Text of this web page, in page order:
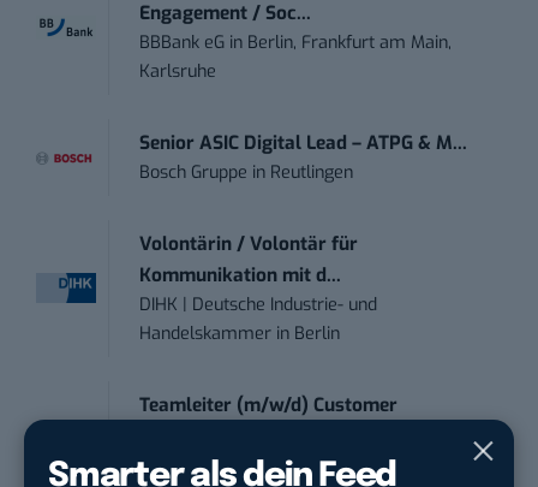
Smarter als dein Feed
Engagement / Soc...
BBBank eG in Berlin, Frankfurt am Main,
Karlsruhe
Senior ASIC Digital Lead – ATPG & M...
Bosch Gruppe in Reutlingen
Volontärin / Volontär für
Kommunikation mit d...
DIHK | Deutsche Industrie- und
Handelskammer in Berlin
Teamleiter (m/w/d) Customer
BBBank eGinBerlin, Frankfurt am Main,